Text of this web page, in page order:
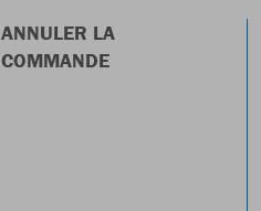
ANNULER LA
COMMANDE